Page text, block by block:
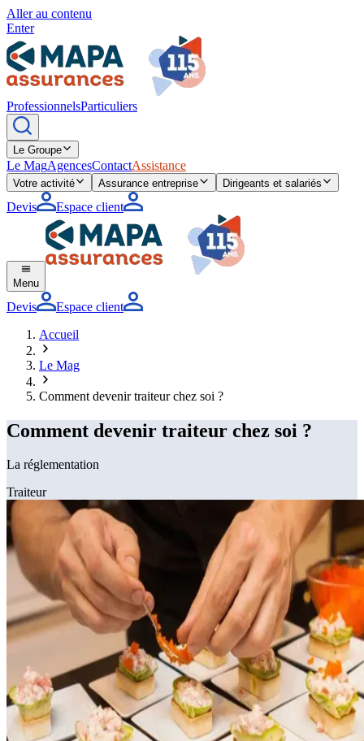
Aller au contenu
Enter
ProfessionnelsParticuliers
Le Groupe
Le MagAgencesContactAssistance
Votre activité Assurance entreprise Dirigeants et salariés
Devis Espace client
Menu
Devis
Espace client
Accueil
Le Mag
Comment devenir traiteur chez soi ?
Comment devenir traiteur chez soi ?
La réglementation
Traiteur